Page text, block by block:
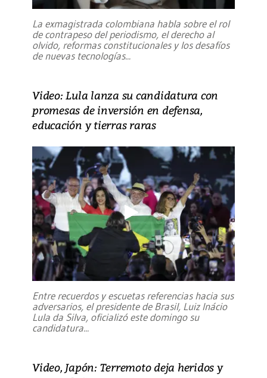
La exmagistrada colombiana habla sobre el rol
de contrapeso del periodismo, el derecho al
olvido, reformas constitucionales y los desafíos
de nuevas tecnologías...
Video: Lula lanza su candidatura con
promesas de inversión en defensa,
educación y tierras raras
Entre recuerdos y escuetas referencias hacia sus
adversarios, el presidente de Brasil, Luiz Inácio
Lula da Silva, oficializó este domingo su
candidatura...
Video, Japón: Terremoto deja heridos y